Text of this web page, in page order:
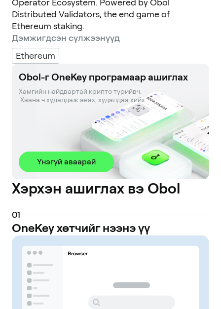
Operator Ecosystem. Powered by Obol
Distributed Validators, the end game of
Ethereum staking.
Дэмжигдсэн сүлжээнүүд
Ethereum
Obol-г OneKey програмаар ашиглах
Хамгийн найдвартай крипто түрийвч.
Хаана ч худалдаж авах, худалдаа хийх.
Үнэгүй аваарай
Хэрхэн ашиглах вэ Obol
01
OneKey хөтчийг нээнэ үү